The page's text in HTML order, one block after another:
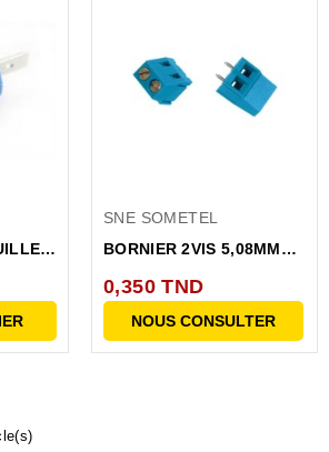
SNE SOMETEL
BORNIER 2VIS 5,08MM
0,350 TND
NOUS CONSULTER